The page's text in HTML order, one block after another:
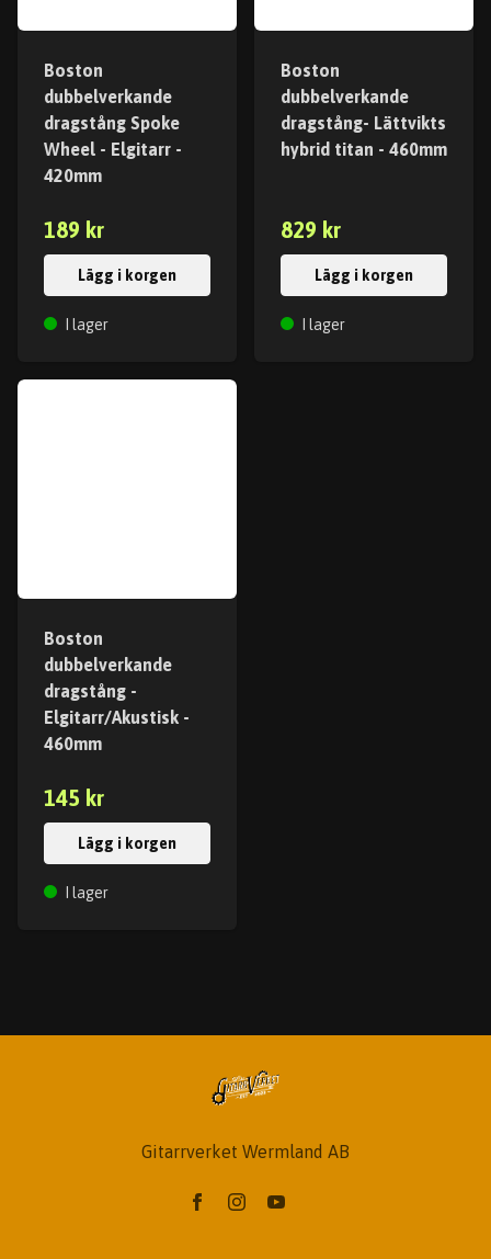
Boston
dubbelverkande
dragstång Spoke
Wheel - Elgitarr -
420mm
189 kr
Lägg i korgen
I lager
Boston
dubbelverkande
dragstång- Lättvikts
hybrid titan - 460mm
829 kr
Lägg i korgen
I lager
Boston
dubbelverkande
dragstång -
Elgitarr/Akustisk -
460mm
145 kr
Lägg i korgen
I lager
Gitarrverket Wermland AB